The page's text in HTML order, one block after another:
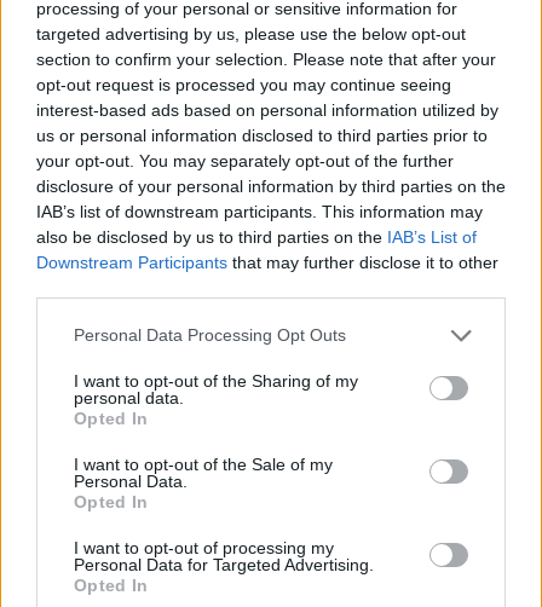
processing of your personal or sensitive information for
targeted advertising by us, please use the below opt-out
section to confirm your selection. Please note that after your
opt-out request is processed you may continue seeing
interest-based ads based on personal information utilized by
us or personal information disclosed to third parties prior to
your opt-out. You may separately opt-out of the further
disclosure of your personal information by third parties on the
IAB’s list of downstream participants. This information may
also be disclosed by us to third parties on the IAB’s List of
Downstream Participants that may further disclose it to other
Personal Data Processing Opt Outs
I want to opt-out of the Sharing of my
personal data.
Opted In
I want to opt-out of the Sale of my
Personal Data.
Opted In
I want to opt-out of processing my
Personal Data for Targeted Advertising.
Opted In
de
puzzle:
nous avons donc généré une liste de mots qui
pourraient vous être utiles.
1. B A S
A
2. A B A
T
3. B A T
S
4.
A B
5. T U B
A
S U A
U S A
B A
S